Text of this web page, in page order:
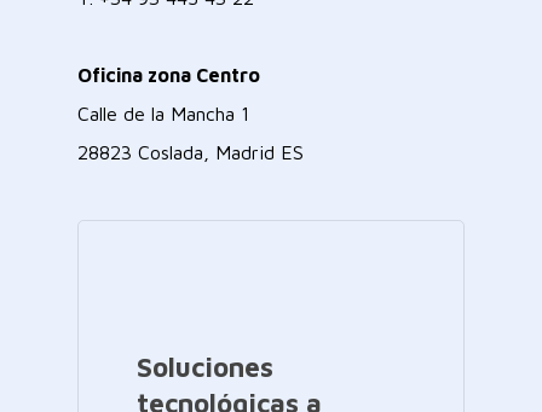
Oficina zona Centro
Calle de la Mancha 1
28823 Coslada, Madrid ES
Soluciones
tecnológicas a